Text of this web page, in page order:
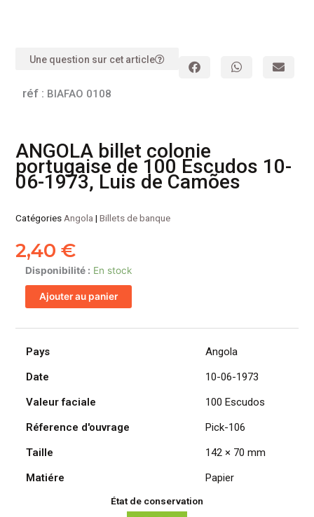
Une question sur cet article
réf : BIAFAO 0108
ANGOLA billet colonie
portugaise de 100 Escudos 10-
06-1973, Luis de Camões
CatégoriesAngola |Billets de banque
2,40€
Disponibilité : En stock
quantité
de
ANGOLA
colonie
portugaise
100
10-
06-
Luis
Camões
Ajouter au panier
Pays
Angola
Date
10-06-1973
Valeur faciale
100 Escudos
Réference d'ouvrage
Pick-106
Taille
142 × 70 mm
Matiére
Papier
État de conservation